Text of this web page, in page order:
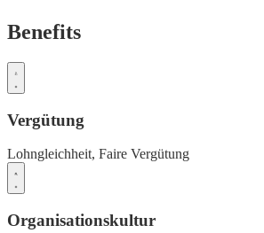
Benefits
Vergütung
Lohngleichheit, Faire Vergütung
Organisationskultur